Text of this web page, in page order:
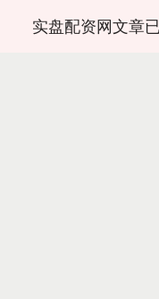
实盘配资网文章